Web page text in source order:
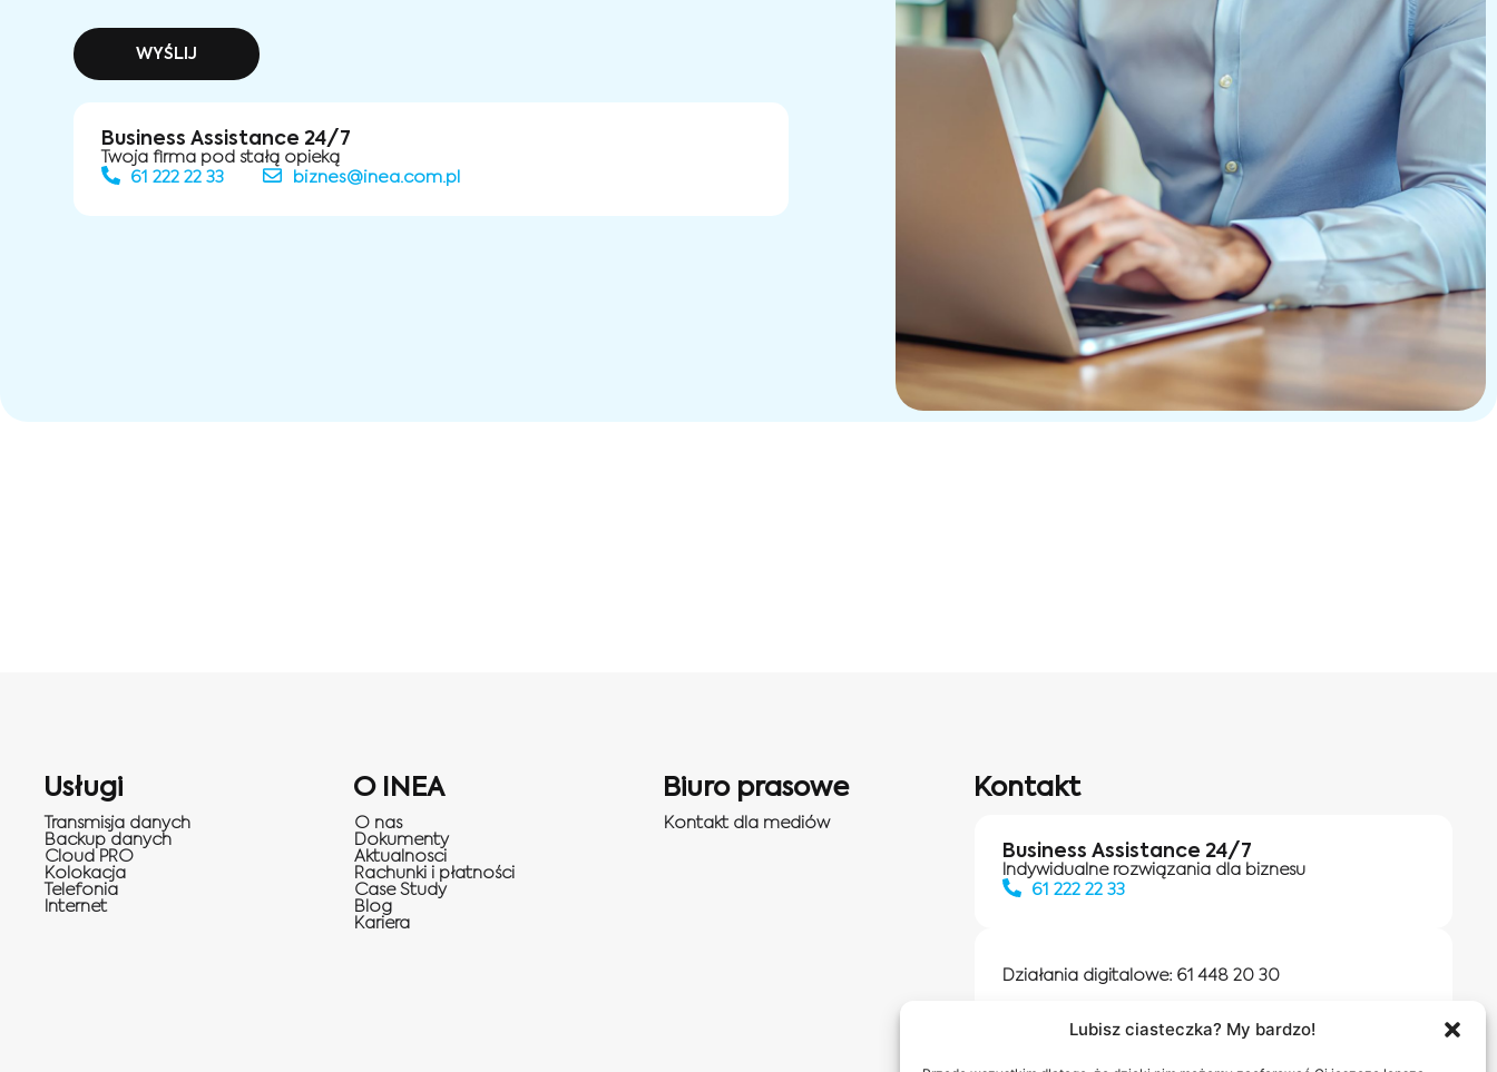
Lubisz ciasteczka? My bardzo!
WYŚLIJ
Business Assistance 24/7
Twoja firma pod stałą opieką
61 222 22 33
biznes@inea.com.pl
Usługi
Transmisja danych
Backup danych
Cloud PRO
Kolokacja
Telefonia
Internet
O INEA
O nas
Dokumenty
Aktualnosci
Rachunki i płatności
Case Study
Blog
Kariera
Biuro prasowe
Kontakt dla mediów
Kontakt
Business Assistance 24/7
Indywidualne rozwiązania dla biznesu
61 222 22 33
Działania digitalowe: 61 448 20 30